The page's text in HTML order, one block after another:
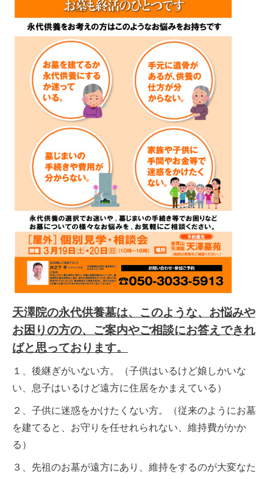
天澤院の永代供養墓は、このような、お悩みや
お困りの方の、ご案内やご相談にお答えできれ
ばと思っております。
１、後継ぎがいない方。（子供はいるけど娘しかいな
い、息子はいるけど遠方に住居をかまえている）
２、子供に迷惑をかけたくない方。（従来のようにお墓
を建てると、お守りを任せれられない、維持費がかか
る）
３、先祖のお墓が遠方にあり、維持をするのが大変なた